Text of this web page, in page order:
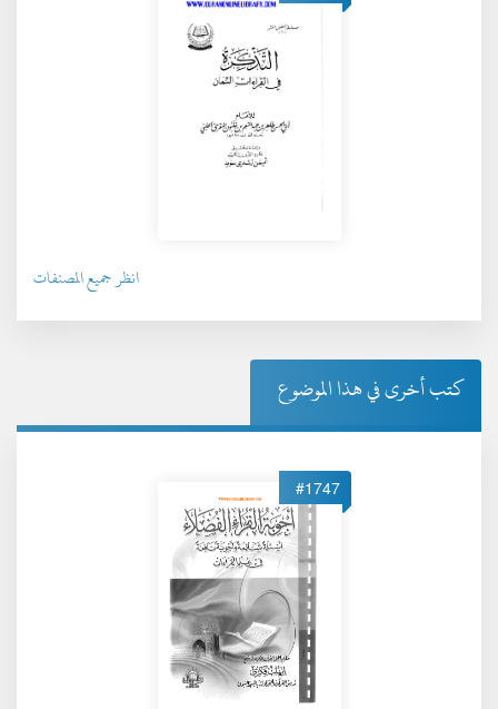
انظر جميع المصنفات
كتب أخرى في هذا الموضوع
#1747